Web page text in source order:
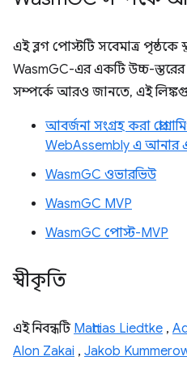
এই ব্লগ পোস্টটি সবেমাত্র পৃষ্ঠকে
WasmGC-এর একটি উচ্চ-স্তরের
সম্পর্কে আরও জানতে, এই
আবর্জনা সংগ্রহ করা
WebAssembly এ আনার
WasmGC ওভারভিউ
WasmGC MVP
WasmGC পোস্ট-MVP
স্বীকৃতি
এই নিবন্ধটি Matthias Liedtke ,
Alon Zakai , Jakob